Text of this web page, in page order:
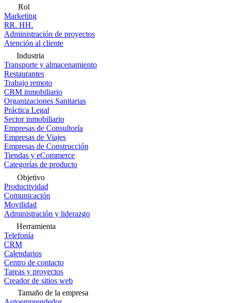
Rol
Marketing
RR. HH.
Administración de proyectos
Atención al cliente
Industria
Transporte y almacenamiento
Restaurantes
Trabajo remoto
CRM inmobiliario
Organizaciones Sanitarias
Práctica Legal
Sector inmobiliario
Empresas de Consultoría
Empresas de Viajes
Empresas de Construcción
Tiendas y eCommerce
Categorías de producto
Objetivo
Productividad
Comunicación
Movilidad
Administración y liderazgo
Herramienta
Telefonía
CRM
Calendarios
Centro de contacto
Tareas y proyectos
Creador de sitios web
Tamaño de la empresa